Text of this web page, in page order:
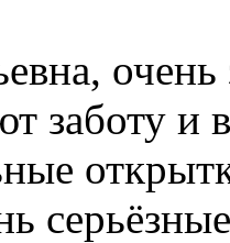
очень
заботу и